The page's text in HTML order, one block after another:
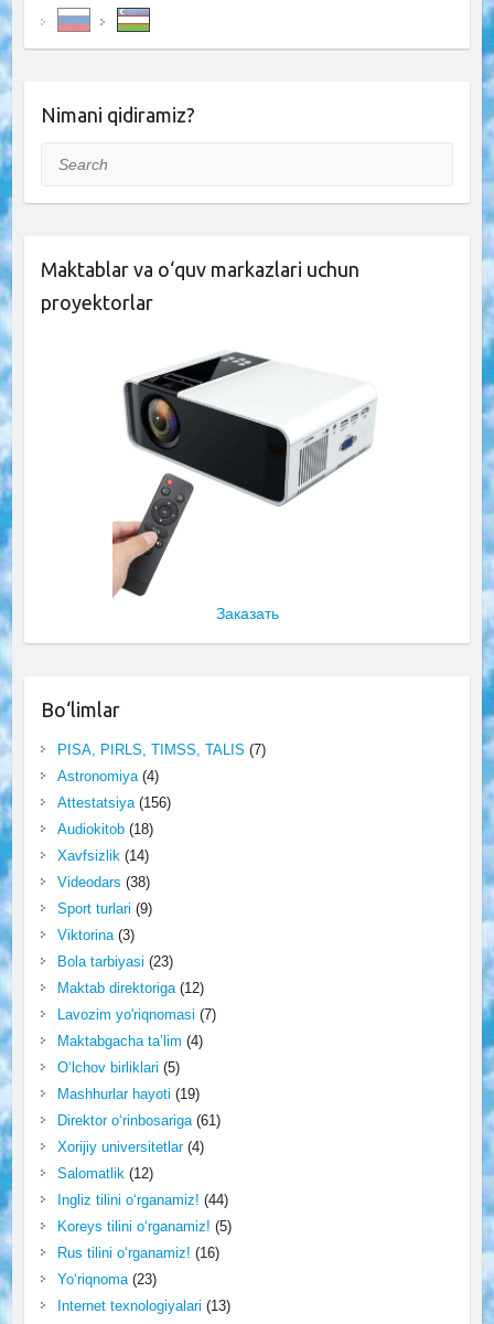
Nimani qidiramiz?
Search
Maktablar va o‘quv markazlari uchun
proyektorlar
Заказать
Bo‘limlar
PISA, PIRLS, TIMSS, TALIS (7)
Astronomiya(4)
Attestatsiya(156)
Audiokitob(18)
Xavfsizlik(14)
Videodars (38)
Sport turlari (9)
Viktorina(3)
Bola tarbiyasi (23)
Maktab direktoriga(12)
Lavozim yo'riqnomasi (7)
Maktabgacha ta’lim (4)
O‘lchov birliklari (5)
Mashhurlar hayoti (19)
Direktor o‘rinbosariga(61)
Xorijiy universitetlar(4)
Salomatlik(12)
Ingliz tilini o‘rganamiz! (44)
Koreys tilini o‘rganamiz! (5)
Rus tilini o‘rganamiz! (16)
Yo‘riqnoma(23)
Internet texnologiyalari (13)